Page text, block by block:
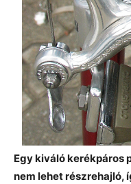
Egy kiváló kerékpáros
nem lehet részrehajló,